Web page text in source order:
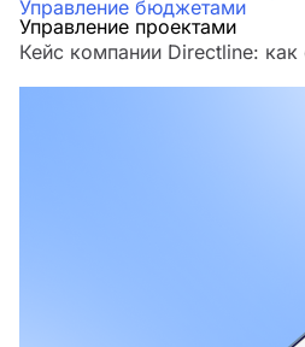
Управление бюджетами
Управление проектами
Кейс компании Directline: